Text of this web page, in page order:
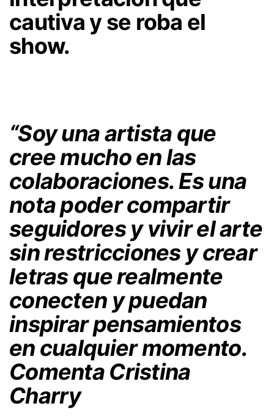
cautiva y se roba el
show.
“Soy una artista que
cree mucho en las
colaboraciones. Es una
nota poder compartir
seguidores y vivir el arte
sin restricciones y crear
letras que realmente
conecten y puedan
inspirar pensamientos
en cualquier momento.
Comenta Cristina
Charry